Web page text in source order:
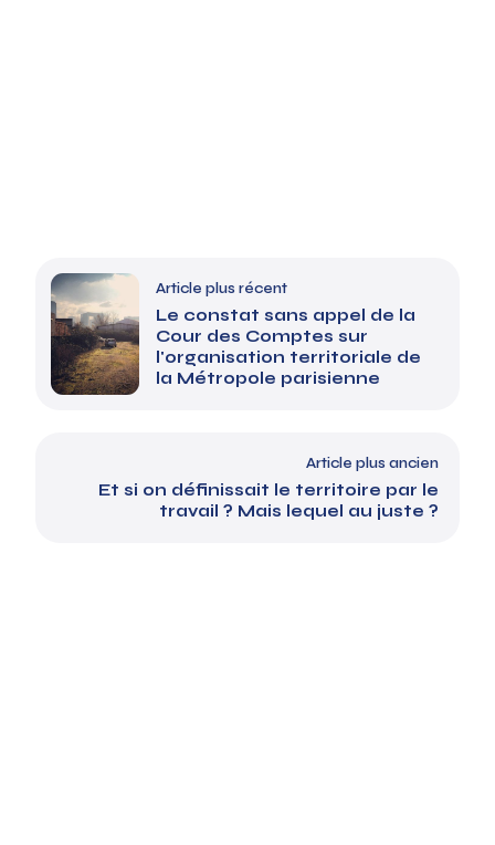
Article plus récent
Le constat sans appel de la
Cour des Comptes sur
l'organisation territoriale de
la Métropole parisienne
Article plus ancien
Et si on définissait le territoire par le
travail ? Mais lequel au juste ?